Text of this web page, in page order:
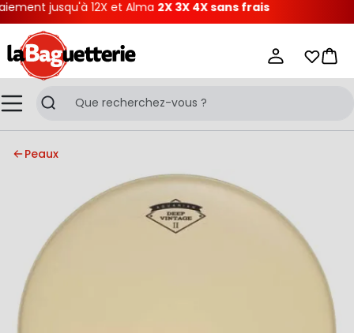
jusqu'à 12X et Alma2X 3X 4X sans frais
MenuRecherche
Mes
Peaux